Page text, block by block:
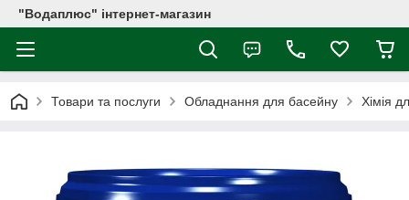
"Водаплюс" інтернет-магазин
Товари та послуги Обладнання для басейну Хімія